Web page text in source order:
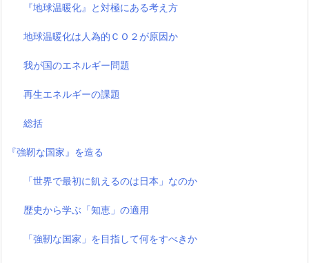
『地球温暖化』と対極にある考え方
地球温暖化は人為的ＣＯ２が原因か
我が国のエネルギー問題
再生エネルギーの課題
総括
『強靭な国家』を造る
「世界で最初に飢えるのは日本」なのか
歴史から学ぶ「知恵」の適用
「強靭な国家」を目指して何をすべきか